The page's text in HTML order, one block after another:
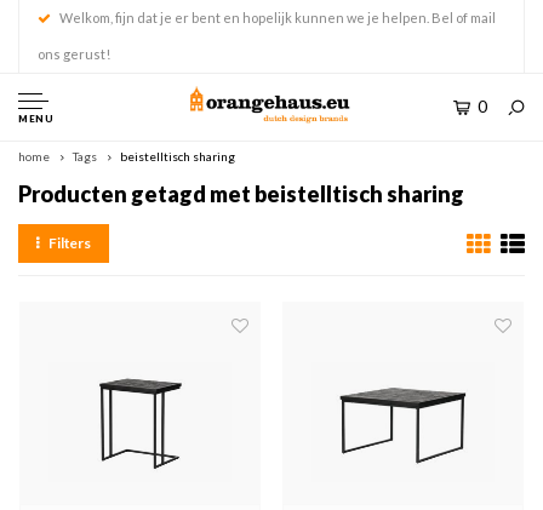
Welkom, fijn dat je er bent en hopelijk kunnen we je helpen. Bel of mail
ons gerust!
MENU
0
home Tags beistelltisch sharing
Producten getagd met beistelltisch sharing
Filters